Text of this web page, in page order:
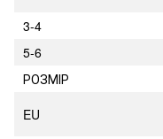
3-4
5-6
РОЗМІР
EU